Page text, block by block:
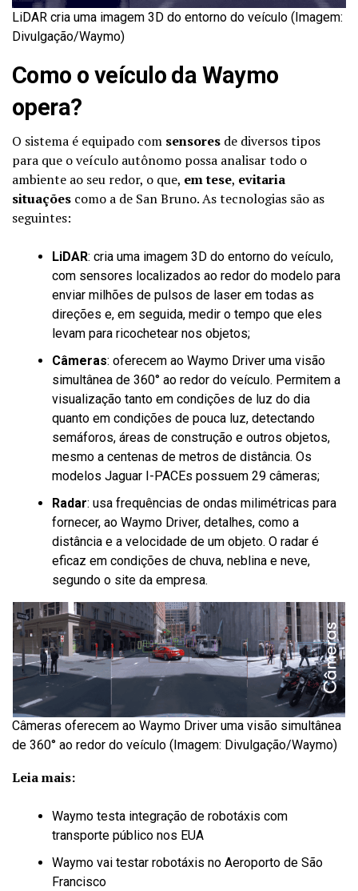
LiDAR cria uma imagem 3D do entorno do veículo (Imagem:
Divulgação/Waymo)
Como o veículo da Waymo
opera?
O sistema é equipado com sensores de diversos tipos
para que o veículo autônomo possa analisar todo o
ambiente ao seu redor, o que, em tese, evitaria
situações como a de San Bruno. As tecnologias são as
seguintes:
LiDAR: cria uma imagem 3D do entorno do veículo,
com sensores localizados ao redor do modelo para
enviar milhões de pulsos de laser em todas as
direções e, em seguida, medir o tempo que eles
levam para ricochetear nos objetos;
Câmeras: oferecem ao Waymo Driver uma visão
simultânea de 360° ao redor do veículo. Permitem a
visualização tanto em condições de luz do dia
quanto em condições de pouca luz, detectando
semáforos, áreas de construção e outros objetos,
mesmo a centenas de metros de distância. Os
modelos Jaguar I-PACEs possuem 29 câmeras;
Radar: usa frequências de ondas milimétricas para
fornecer, ao Waymo Driver, detalhes, como a
distância e a velocidade de um objeto. O radar é
eficaz em condições de chuva, neblina e neve,
segundo o site da empresa.
Câmeras oferecem ao Waymo Driver uma visão simultânea
de 360° ao redor do veículo (Imagem: Divulgação/Waymo)
Leia mais:
Waymo testa integração de robotáxis com
transporte público nos EUA
Waymo vai testar robotáxis no Aeroporto de São
Francisco